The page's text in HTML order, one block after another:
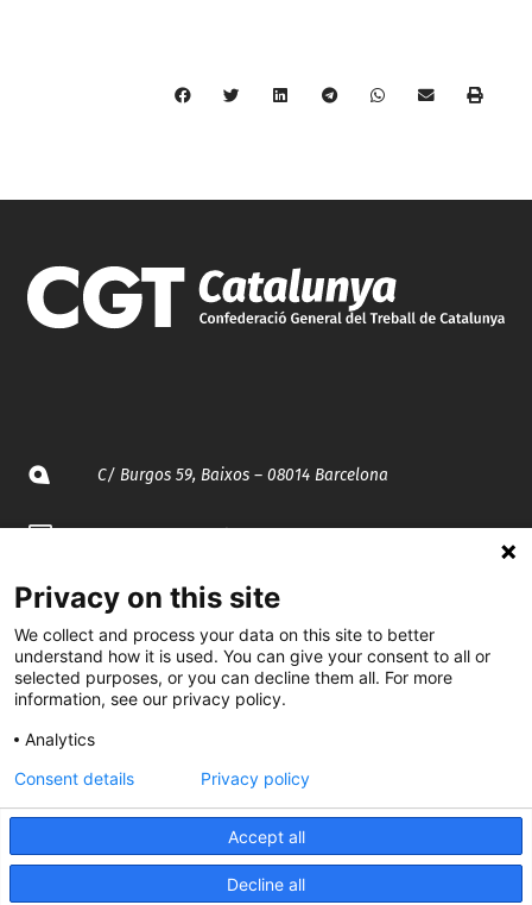
C/ Burgos 59, Baixos – 08014 Barcelona
935 120 481
@CGTCatalunya
cgtcatalunya
Privacy on this site
We collect and process your data on this site to better
understand how it is used. You can give your consent to all or
selected purposes, or you can decline them all. For more
information, see our privacy policy.
Analytics
Accept all
Decline all
Consent details Privacy policy